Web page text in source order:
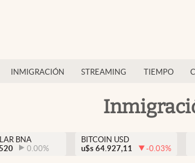
INMIGRACIÓN STREAMING TIEMPO
BNA
0.00%
BITCOIN USD
u$s 64.927,11 -0.03%